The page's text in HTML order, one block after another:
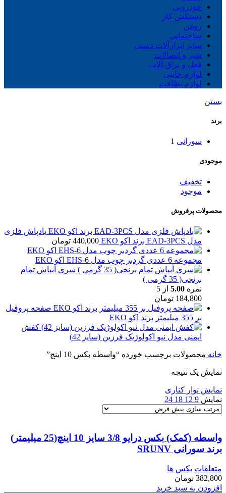
خودرویی
دستکش کار
روغن
ساختمانی
سایز ابزارآلات دستی
شیر و اتصالات
قفل و یراق آلات
لوازم جانبی
لوازم نظافت
بستن
برند
سورانی 1
موجودی
تخفیف
موجود
محصولات پرفروش
بادپاش فلزی
مدل EAD-3PCS برند اکو EKO
440,000 تومان
مجموعه 6 عددی گردبر چوب مدل EHS-6 اکو EKO
سری آبپاش تمام
برنجی( 35 گرمی )
نمره 5.00 از 5
184,800 تومان
صفحه پروفیل
بر 355 میلیمتر برند اکو EKO
کفش
ایمنی مدل نیو اکولوژیک فرزین (سایز 42)
خانه محصولات برچسب خورده “واسطه بکس 10 اینچ”
نمایش یک نتیجه
نمایش نوار کناری
نمایش 9
12
18
24
واسطه (کمک) بکس درایو 3/8 سایز 10 اینچ(25 میلیمتر)
برند سورانی SRUNV
متعلقات بکس ها
382,800 تومان
افزودن به سبد خرید